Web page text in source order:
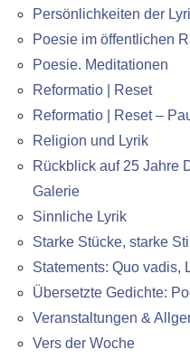
Persönlichkeiten der
Poesie im öffentlichen
Poesie. Meditationen
Reformatio | Reset
Reformatio | Reset –
Religion und Lyrik
Rückblick auf 25 Jahre
Galerie
Sinnliche Lyrik
Starke Stücke, starke
Statements: Quo vadis,
Übersetzte Gedichte:
Veranstaltungen &
Vers der Woche